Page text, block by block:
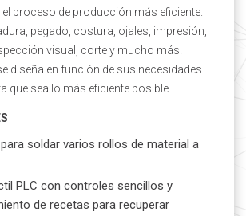
proceso de producción más eficiente.
pegado, costura, ojales, impresión,
visual, corte y mucho más.
diseña en función de sus necesidades
que sea lo más eficiente posible.
soldar varios rollos de material a
PLC con controles sencillos y
de recetas para recuperar